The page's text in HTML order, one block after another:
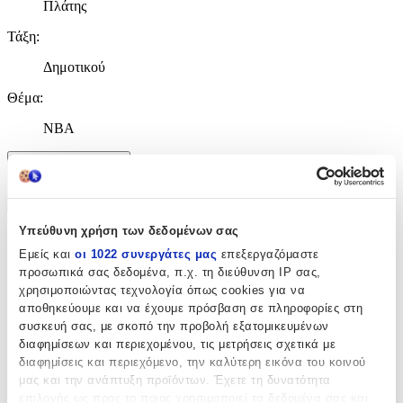
Υπεύθυνη χρήση των δεδομένων σας
Εμείς και οι 1022 συνεργάτες μας επεξεργαζόμαστε
προσωπικά σας δεδομένα, π.χ. τη διεύθυνση IP σας,
χρησιμοποιώντας τεχνολογία όπως cookies για να
αποθηκεύουμε και να έχουμε πρόσβαση σε πληροφορίες στη
συσκευή σας, με σκοπό την προβολή εξατομικευμένων
διαφημίσεων και περιεχομένου, τις μετρήσεις σχετικά με
διαφημίσεις και περιεχόμενο, την καλύτερη εικόνα του κοινού
μας και την ανάπτυξη προϊόντων. Έχετε τη δυνατότητα
Πλάτης
Τάξη:
Δημοτικού
Θέμα:
NBA
Χαρακτηριστικά
Χαρακτηριστικά
Κατασκευαστής
Back Me Up
Βασικά Χαρακτηριστικά
Χρώμα: